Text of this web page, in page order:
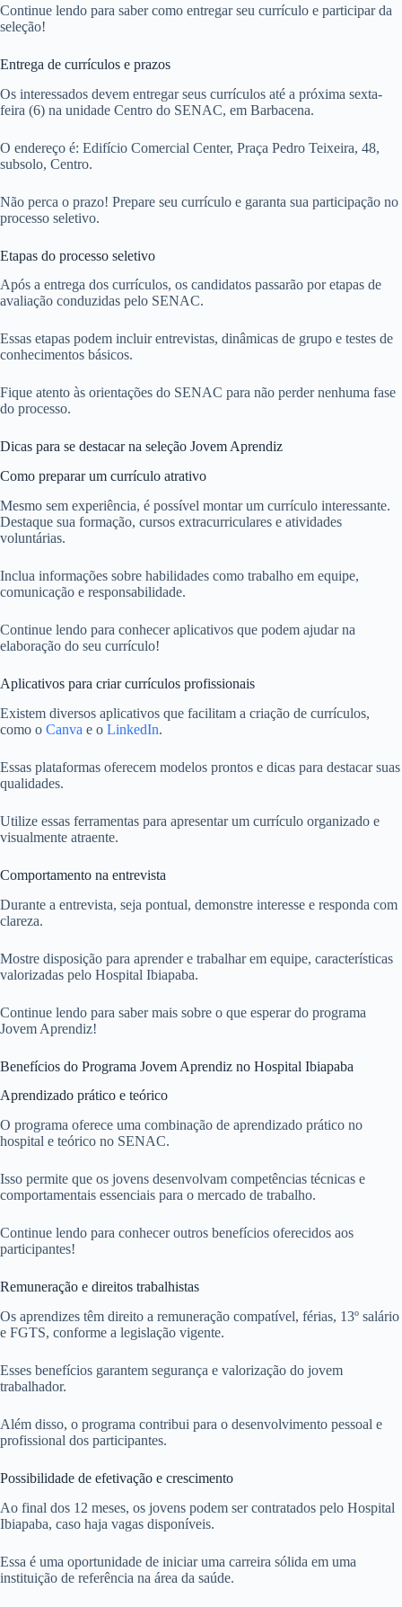
Continue lendo para saber como entregar seu currículo e participar da
seleção!
Entrega de currículos e prazos
Os interessados devem entregar seus currículos até a próxima sexta-
feira (6) na unidade Centro do SENAC, em Barbacena.
O endereço é: Edifício Comercial Center, Praça Pedro Teixeira, 48,
subsolo, Centro.
Não perca o prazo! Prepare seu currículo e garanta sua participação no
processo seletivo.
Etapas do processo seletivo
Após a entrega dos currículos, os candidatos passarão por etapas de
avaliação conduzidas pelo SENAC.
Essas etapas podem incluir entrevistas, dinâmicas de grupo e testes de
conhecimentos básicos.
Fique atento às orientações do SENAC para não perder nenhuma fase
do processo.
Dicas para se destacar na seleção Jovem Aprendiz
Como preparar um currículo atrativo
Mesmo sem experiência, é possível montar um currículo interessante.
Destaque sua formação, cursos extracurriculares e atividades
voluntárias.
Inclua informações sobre habilidades como trabalho em equipe,
comunicação e responsabilidade.
Continue lendo para conhecer aplicativos que podem ajudar na
elaboração do seu currículo!
Aplicativos para criar currículos profissionais
Existem diversos aplicativos que facilitam a criação de currículos,
como o Canva e o LinkedIn.
Essas plataformas oferecem modelos prontos e dicas para destacar suas
qualidades.
Utilize essas ferramentas para apresentar um currículo organizado e
visualmente atraente.
Comportamento na entrevista
Durante a entrevista, seja pontual, demonstre interesse e responda com
clareza.
Mostre disposição para aprender e trabalhar em equipe, características
valorizadas pelo Hospital Ibiapaba.
Continue lendo para saber mais sobre o que esperar do programa
Jovem Aprendiz!
Benefícios do Programa Jovem Aprendiz no Hospital Ibiapaba
Aprendizado prático e teórico
O programa oferece uma combinação de aprendizado prático no
hospital e teórico no SENAC.
Isso permite que os jovens desenvolvam competências técnicas e
comportamentais essenciais para o mercado de trabalho.
Continue lendo para conhecer outros benefícios oferecidos aos
participantes!
Remuneração e direitos trabalhistas
Os aprendizes têm direito a remuneração compatível, férias, 13º salário
e FGTS, conforme a legislação vigente.
Esses benefícios garantem segurança e valorização do jovem
trabalhador.
Além disso, o programa contribui para o desenvolvimento pessoal e
profissional dos participantes.
Possibilidade de efetivação e crescimento
Ao final dos 12 meses, os jovens podem ser contratados pelo Hospital
Ibiapaba, caso haja vagas disponíveis.
Essa é uma oportunidade de iniciar uma carreira sólida em uma
instituição de referência na área da saúde.